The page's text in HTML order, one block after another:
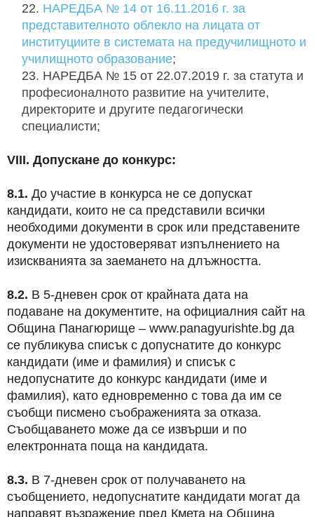
НАРЕДБА № 14 от 16.11.2016 г. за
представителното облекло на лицата от
институциите в системата на предучилищното и
училищното образование;
НАРЕДБА № 15 от 22.07.2019 г. за статута и
професионалното развитие на учителите,
директорите и другите педагогически
специалисти;
VIII. Допускане до конкурс:
8.1. До участие в конкурса не се допускат
кандидати, които не са представили всички
необходими документи в срок или представените
документи не удостоверяват изпълнението на
изискванията за заемането на длъжността.
8.2. В 5-дневен срок от крайната дата на
подаване на документите, на официалния сайт на
Община Панагюрище – www.panagyurishte.bg да
се публикува списък с допуснатите до конкурс
кандидати (име и фамилия) и списък с
недопуснатите до конкурс кандидати (име и
фамилия), като едновременно с това да им се
съобщи писмено съображенията за отказа.
Съобщаването може да се извърши и по
електронната поща на кандидата.
8.3. В 7-дневен срок от получаването на
съобщението, недопуснатите кандидати могат да
направят възражение пред Кмета на Община